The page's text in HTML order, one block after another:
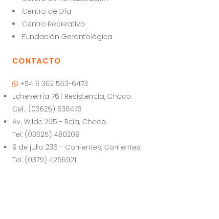
A
p
p
b
o
o
Centro de Día
Centro Recreativo
Fundación Gerontológica
CONTACTO
+54 9 362 563-6473
Echeverría 76 | Resistencia, Chaco.
Cel.: (03625) 636473
Av. Wilde 295 - Rcia, Chaco.
Tel: (03625) 480209
9 de julio 236 - Corrientes, Corrientes.
Tel: (0379) 4266921